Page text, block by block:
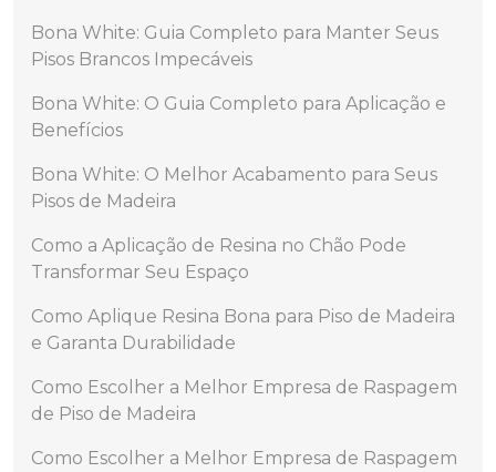
Bona White: Guia Completo para Manter Seus
Pisos Brancos Impecáveis
Bona White: O Guia Completo para Aplicação e
Benefícios
Bona White: O Melhor Acabamento para Seus
Pisos de Madeira
Como a Aplicação de Resina no Chão Pode
Transformar Seu Espaço
Como Aplique Resina Bona para Piso de Madeira
e Garanta Durabilidade
Como Escolher a Melhor Empresa de Raspagem
de Piso de Madeira
Como Escolher a Melhor Empresa de Raspagem